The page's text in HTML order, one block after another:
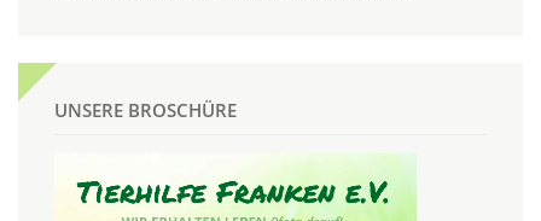
UNSERE BROSCHÜRE